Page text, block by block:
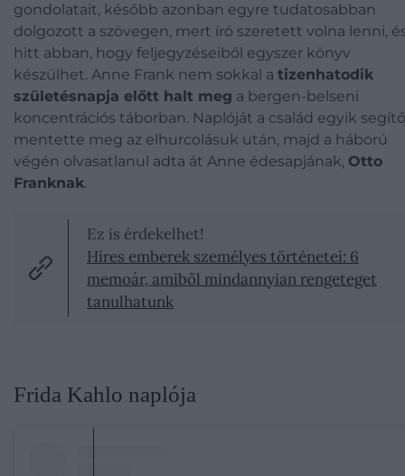
gondolatait, később azonban egyre tudatosabban
dolgozott a szövegen, mert író szeretett volna lenni,
hitt abban, hogy feljegyzéseiből egyszer könyv
készülhet. Anne Frank nem sokkal a tizenhatodik
születésnapja előtt halt meg a bergen-belseni
koncentrációs táborban. Naplóját a család egyik
mentette meg az elhurcolásuk után, majd a háború
végén olvasatlanul adta át Anne édesapjának, Otto
Franknak.
Ez is érdekelhet!
Híres emberek személyes történetei: 6
memoár, amiből mindannyian rengeteget
tanulhatunk
Frida Kahlo naplója